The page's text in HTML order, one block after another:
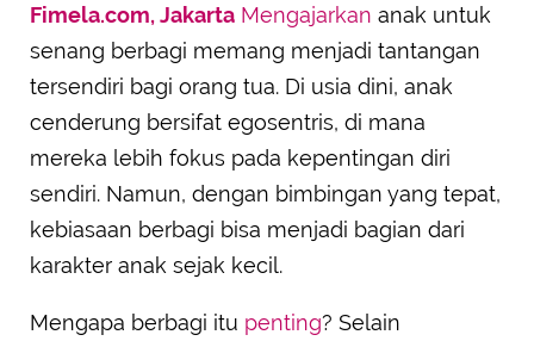
Fimela.com, Jakarta Mengajarkan anak untuk
senang berbagi memang menjadi tantangan
tersendiri bagi orang tua. Di usia dini, anak
cenderung bersifat egosentris, di mana
mereka lebih fokus pada kepentingan diri
sendiri. Namun, dengan bimbingan yang tepat,
kebiasaan berbagi bisa menjadi bagian dari
karakter anak sejak kecil.
Mengapa berbagi itu penting? Selain